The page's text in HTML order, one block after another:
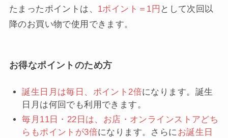
たまったポイントは、 1ポイント＝1円 として次回以
降のお買い物で使用できます。
お得なポイントのため方
誕生日月は毎日、ポイント2倍になります。誕生
日月は何回でも利用できます。
毎月11日・22日は、お店・オンラインストアどち
らもポイントが3倍になります。さらにお誕生日